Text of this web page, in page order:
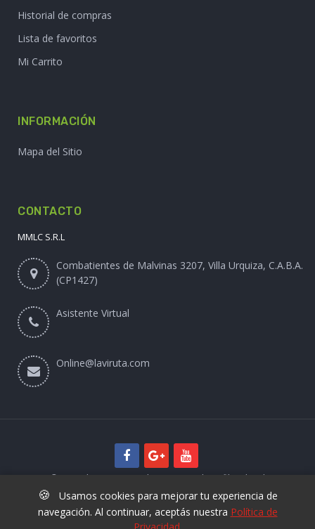
Historial de compras
Lista de favoritos
Mi Carrito
INFORMACIÓN
Mapa del Sitio
CONTACTO
MMLC S.R.L
Combatientes de Malvinas 3207, Villa Urquiza, C.A.B.A.
(CP1427)
Asistente Virtual
Online@laviruta.com
© 2025 laviruta.com | Diseño web SofihaCloud
🍪
Usamos cookies para mejorar tu experiencia de
navegación. Al continuar, aceptás nuestra Política de